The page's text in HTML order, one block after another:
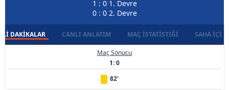
1 : 0 1. Devre
0 : 0 2. Devre
DAKIKALAR CANLI ANLATIM MAÇ İSTATISTIĞI SAHA İÇI
Maç Sonucu
1: 0
82'